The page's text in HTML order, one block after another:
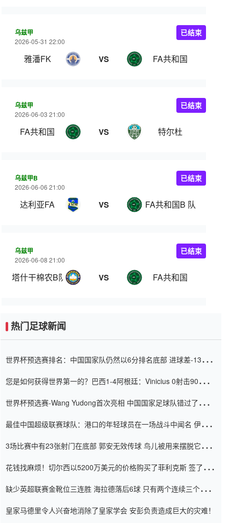
乌兹甲
2026-05-31 22:00
雅潘FK VS FA共和国
已结束
乌兹甲
2026-06-03 21:00
FA共和国 VS 特尔杜
已结束
乌兹甲B
2026-06-06 21:00
达利亚FA VS FA共和国B 队
已结束
乌兹甲
2026-06-08 21:00
塔什干棉农B队 VS FA共和国
已结束
热门足球新闻
世界杯预选赛排名：中国国家队仍然以6分排名底部 进球差-13令人
您是如何获得世界第一的？巴西1-4阿根廷：Vinicius 0射击90分钟
世界杯预选赛-Wang Yudong首次亮相 中国国家足球队错过了世界
最佳中国超级联赛球队：港口的年轻球员在一场战斗中闻名 伊万放
3场比赛中有23张射门在底部 郭安无效传球 鸟儿被用来摆脱它
花钱找麻烦！切尔西以5200万美元的价格购买了菲利克斯 签了7年
缺少英超联赛金靴位三连胜 海拉德落后6球 只有两个连续三个连续
皇家马德里令人兴奋地消除了皇家学会 安彭负责造成巨大的灾难！